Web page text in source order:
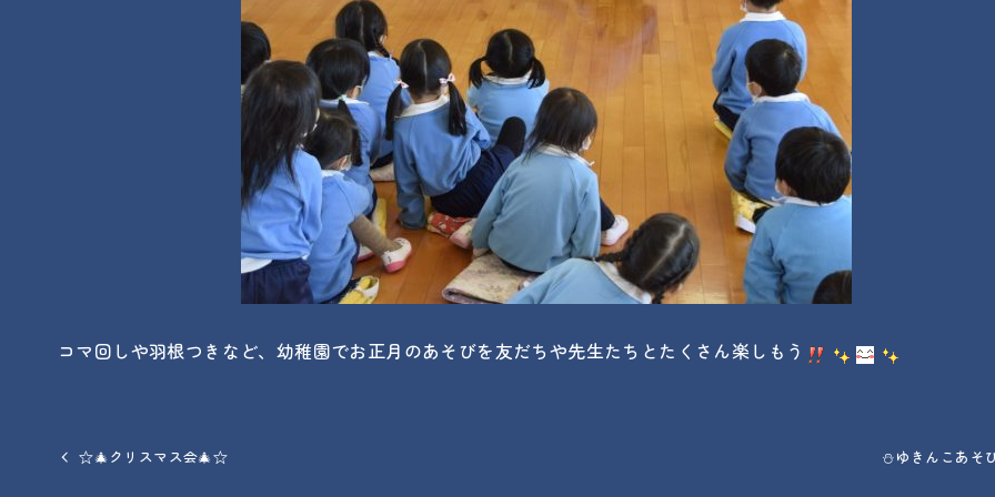
コマ回しや羽根つきなど、幼稚園でお正月のあそびを友だちや先生たちとたくさん楽しもう
☆🎄クリスマス会🎄☆ ⛄ゆきんこあそ